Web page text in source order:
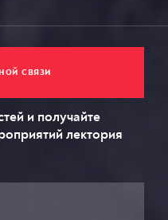
связи
и получайте
лектория